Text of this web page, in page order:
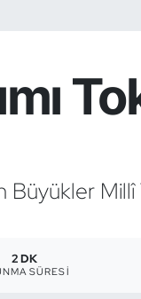
Büyükler Millî
2 DK
SÜRESI